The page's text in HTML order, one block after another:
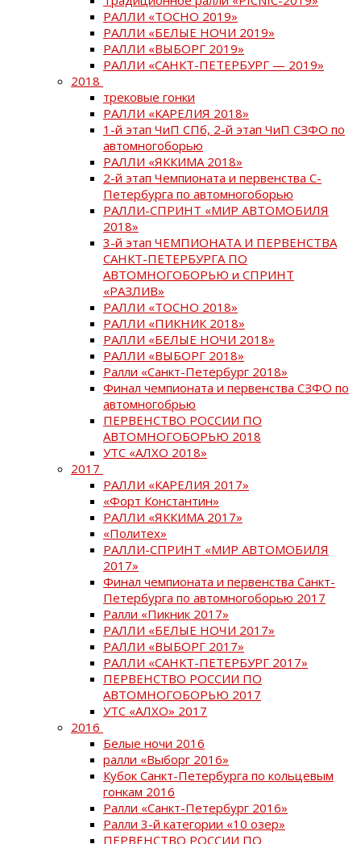
РАЛЛИ «ТОСНО 2019»
РАЛЛИ «БЕЛЫЕ НОЧИ 2019»
РАЛЛИ «ВЫБОРГ 2019»
РАЛЛИ «САНКТ-ПЕТЕРБУРГ — 2019»
2018
трековые гонки
РАЛЛИ «КАРЕЛИЯ 2018»
1-й этап ЧиП СПб, 2-й этап ЧиП СЗФО по
автомногоборью
РАЛЛИ «ЯККИМА 2018»
2-й этап Чемпионата и первенства С-
Петербурга по автомногоборью
РАЛЛИ-СПРИНТ «МИР АВТОМОБИЛЯ
2018»
3-й этап ЧЕМПИОНАТА И ПЕРВЕНСТВА
САНКТ-ПЕТЕРБУРГА ПО
АВТОМНОГОБОРЬЮ и СПРИНТ
«РАЗЛИВ»
РАЛЛИ «ТОСНО 2018»
РАЛЛИ «ПИКНИК 2018»
РАЛЛИ «БЕЛЫЕ НОЧИ 2018»
РАЛЛИ «ВЫБОРГ 2018»
Ралли «Санкт-Петербург 2018»
Финал чемпионата и первенства СЗФО по
автомногобрью
ПЕРВЕНСТВО РОССИИ ПО
АВТОМНОГОБОРЬЮ 2018
УТС «АЛХО 2018»
2017
РАЛЛИ «КАРЕЛИЯ 2017»
«Форт Константин»
РАЛЛИ «ЯККИМА 2017»
«Политех»
РАЛЛИ-СПРИНТ «МИР АВТОМОБИЛЯ
2017»
Финал чемпионата и первенства Санкт-
Петербурга по автомногоборью 2017
Ралли «Пикник 2017»
РАЛЛИ «БЕЛЫЕ НОЧИ 2017»
РАЛЛИ «ВЫБОРГ 2017»
РАЛЛИ «САНКТ-ПЕТЕРБУРГ 2017»
ПЕРВЕНСТВО РОССИИ ПО
АВТОМНОГОБОРЬЮ 2017
УТС «АЛХО» 2017
2016
Белые ночи 2016
ралли «Выборг 2016»
Кубок Санкт-Петербурга по кольцевым
гонкам 2016
Ралли «Санкт-Петербург 2016»
Ралли 3-й категории «10 озер»
ПЕРВЕНСТВО РОССИИ ПО